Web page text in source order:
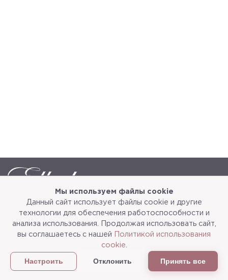
Мы используем файлы cookie
Данный сайт использует файлы cookie и другие
технологии для обеспечения работоспособности и
анализа использования. Продолжая использовать сайт,
вы соглашаетесь с нашей
Политикой использования
cookie
Настроить Отклонить Принять все
Каталог О компании
3d-тур
Сотрудничество Доставка и упаковка
Политика конфиденциальности